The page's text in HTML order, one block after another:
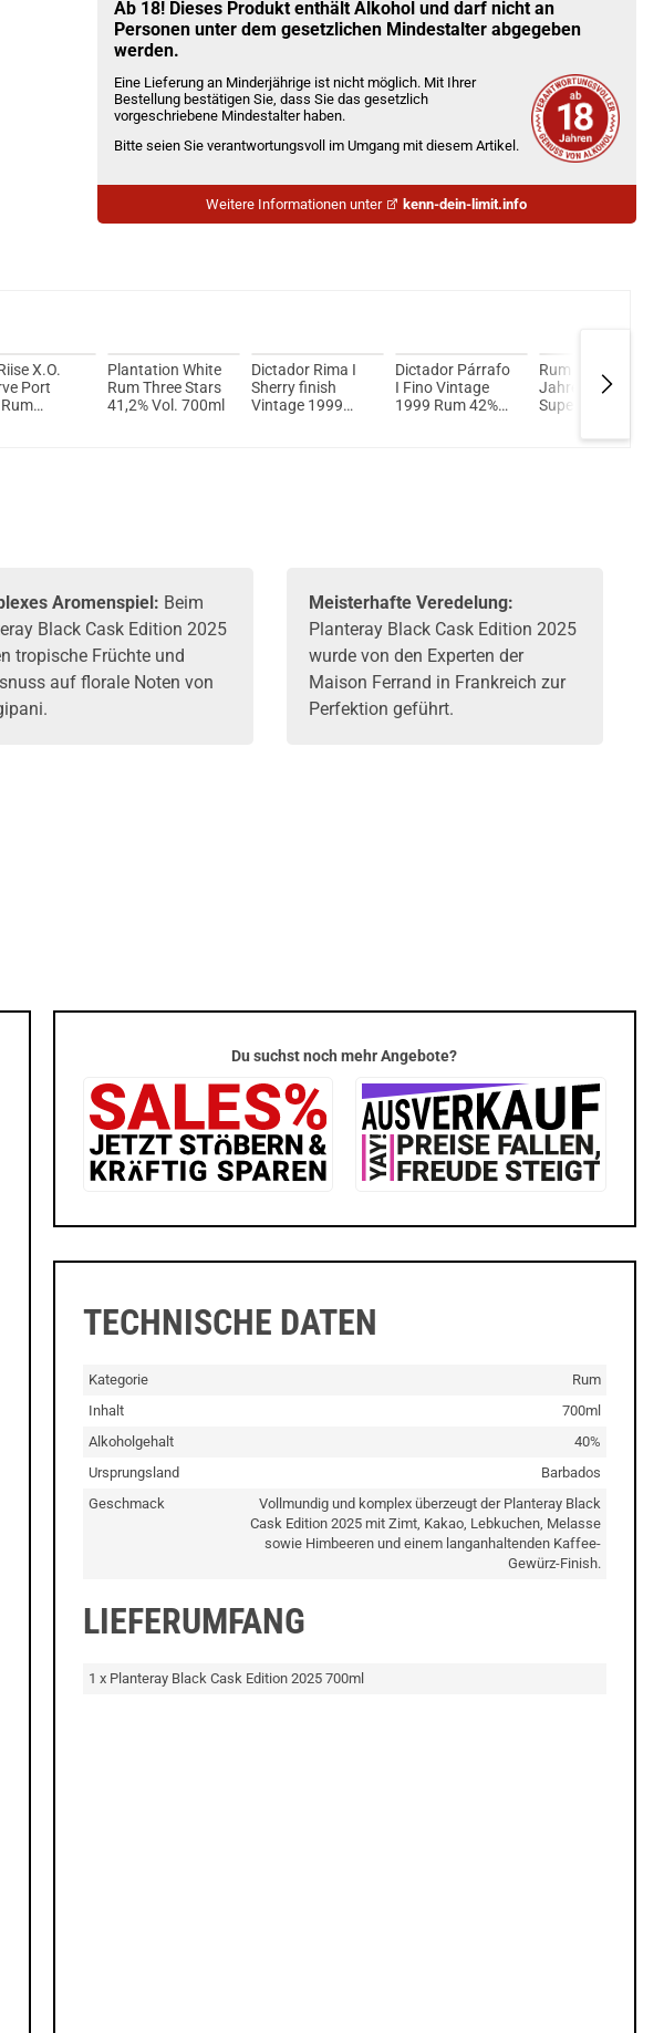
Ab 18! Dieses Produkt enthält Alkohol und darf nicht an
Personen unter dem gesetzlichen Mindestalter abgegeben
werden.
Eine Lieferung an Minderjährige ist nicht möglich. Mit Ihrer
Bestellung bestätigen Sie, dass Sie das gesetzlich
vorgeschriebene Mindestalter haben.
Bitte seien Sie verantwortungsvoll im Umgang mit diesem Artikel.
Weitere Informationen unter kenn-dein-limit.info
X.O.
Port
Plantation White
Rum Three Stars
41,2% Vol. 700ml
Dictador Rima I
Sherry finish
Vintage 1999
Dictador Párrafo
I Fino Vintage
1999 Rum 42%
Rum Malecon 3
Jahre Reserva
Superior Rum
Aromenspiel: Beim
Black Cask Edition 2025
tropische Früchte und
auf florale Noten von
Meisterhafte Veredelung:
Planteray Black Cask Edition 2025
wurde von den Experten der
Maison Ferrand in Frankreich zur
Perfektion geführt.
Du suchst noch mehr Angebote?
TECHNISCHE DATEN
Kategorie
Rum
Inhalt
700ml
Alkoholgehalt
40%
Ursprungsland
Barbados
Geschmack
Vollmundig und komplex überzeugt der Planteray Black
Cask Edition 2025 mit Zimt, Kakao, Lebkuchen, Melasse
sowie Himbeeren und einem langanhaltenden Kaffee-
Gewürz-Finish.
LIEFERUMFANG
1 x Planteray Black Cask Edition 2025 700ml